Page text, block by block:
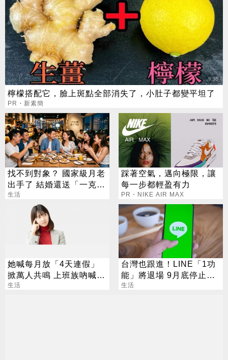
檸檬搭配它，臉上斑點全部消失了，小肚子都變平坦了
PR・新素簡
找不到對象？ 國家級月老
出手了 結婚還送「一克拉
鑽戒」
生活
踩著空氣，邁向極限，讓
每一步都輕盈有力
PR・NIKE AIR MAX
她喊每月放「4天連假」
掀萬人共鳴 上班族吶喊：
這樣才活得像人
生活
台灣也跟進！LINE「1功
能」將退場 9月底停止服
務
生活